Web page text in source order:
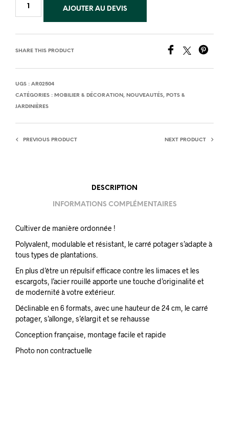
AJOUTER AU DEVIS
SHARE THIS PRODUCT
UGS : AR02504
CATÉGORIES : MOBILIER & DÉCORATION, NOUVEAUTÉS, POTS &
JARDINIÈRES
PREVIOUS PRODUCT NEXT PRODUCT
DESCRIPTION
INFORMATIONS COMPLÉMENTAIRES
Cultiver de manière ordonnée !
Polyvalent, modulable et résistant, le carré potager s’adapte à
tous types de plantations.
En plus d’être un répulsif efficace contre les limaces et les
escargots, l’acier rouillé apporte une touche d’originalité et
de modernité à votre extérieur.
Déclinable en 6 formats, avec une hauteur de 24 cm, le carré
potager, s’allonge, s’élargit et se rehausse
Conception française, montage facile et rapide
Photo non contractuelle